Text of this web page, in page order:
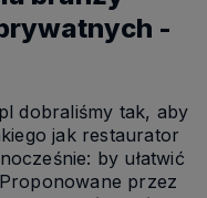
-
dobraliśmy tak, aby
jak restaurator
by ułatwić
przez